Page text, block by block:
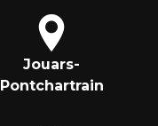
Jouars-
Pontchartrain